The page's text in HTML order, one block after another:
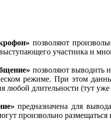
позволяют
участника и
позволяют выводить
режиме. При этом
любой длительности (тут
предназначена для
произвольно